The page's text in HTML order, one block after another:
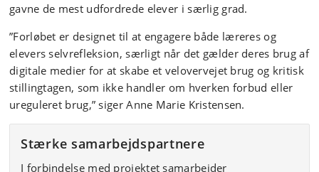
gavne de mest udfordrede elever i særlig grad.
”Forløbet er designet til at engagere både læreres og
elevers selvrefleksion, særligt når det gælder deres brug af
digitale medier for at skabe et velovervejet brug og kritisk
stillingtagen, som ikke handler om hverken forbud eller
ureguleret brug,” siger Anne Marie Kristensen.
Stærke samarbejdspartnere
I forbindelse med projektet samarbejder